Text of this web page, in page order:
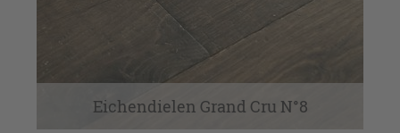
Eichendielen Grand Cru N°8